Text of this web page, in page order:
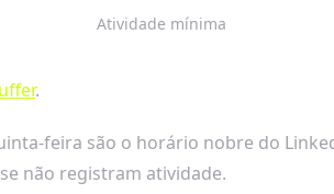
Atividade mínima
.
feira são o horário nobre do
não registram atividade.